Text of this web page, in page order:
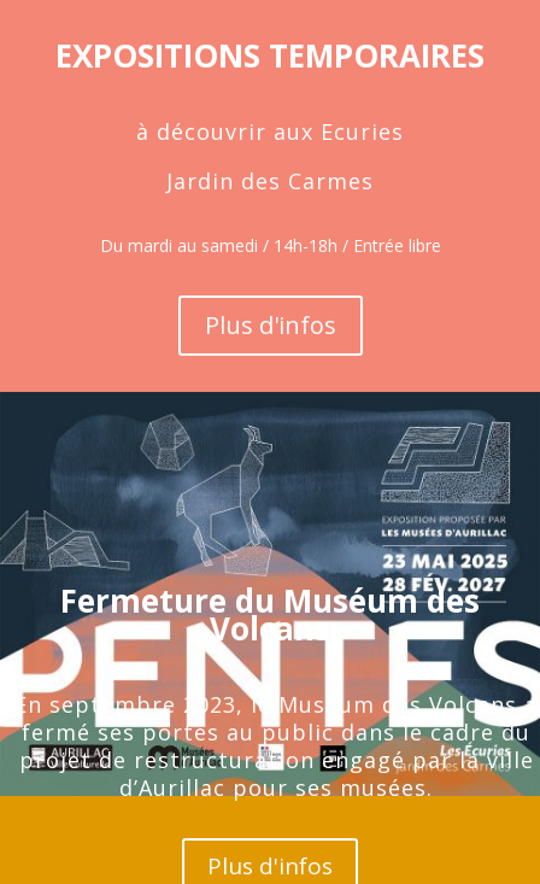
EXPOSITIONS TEMPORAIRES
à découvrir aux Ecuries
Jardin des Carmes
Du mardi au samedi / 14h-18h / Entrée libre
Plus d'infos
Fermeture du Muséum des
Volcans
En septembre 2023, le Muséum des Volcans a
fermé ses portes au public dans le cadre du
projet de restructuration engagé par la ville
d’Aurillac pour ses musées.
Plus d'infos